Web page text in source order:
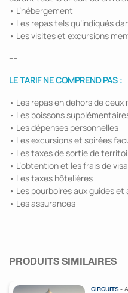
• L’hébergement
• Les repas tels qu’indiqués
• Les visites et excursions
---
LE TARIF NE COMPREND PAS :
• Les repas en dehors de
• Les boissons
• Les dépenses personnelles
• Les excursions et soirées
• Les taxes de sortie de
• L’obtention et les frais de
• Les taxes hôtelières
• Les pourboires aux guides
• Les assurances
PRODUITS SIMILAIRES
CIRCUITS -